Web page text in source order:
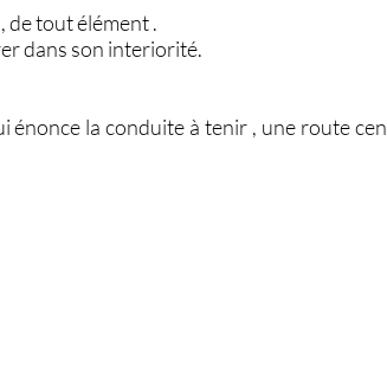
de tout élément .
dans son interiorité.
la conduite à tenir , une route